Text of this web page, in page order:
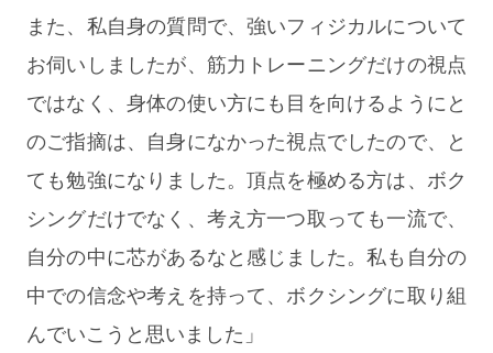
また、私自身の質問で、強いフィジカルについて
お伺いしましたが、筋力トレーニングだけの視点
ではなく、身体の使い方にも目を向けるようにと
のご指摘は、自身になかった視点でしたので、と
ても勉強になりました。頂点を極める方は、ボク
シングだけでなく、考え方一つ取っても一流で、
自分の中に芯があるなと感じました。私も自分の
中での信念や考えを持って、ボクシングに取り組
んでいこうと思いました」